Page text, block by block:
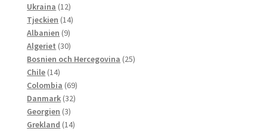
Ukraina 1212
produkter
Tjeckien 1414
Albanien 99
produkter
Algeriet 3030
produkter
Bosnien och Hercegovina 2525
Chile 1414
produkter
Colombia 6969
produkter
Danmark 3232
Georgien 33
produkter
Grekland 1414